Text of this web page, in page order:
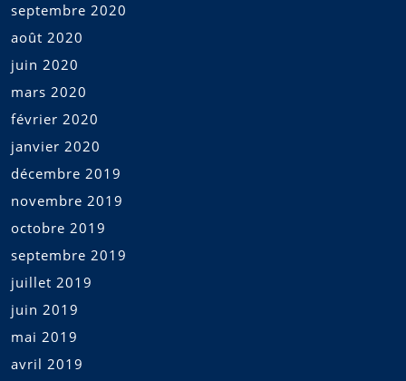
septembre 2020
août 2020
juin 2020
mars 2020
février 2020
janvier 2020
décembre 2019
novembre 2019
octobre 2019
septembre 2019
juillet 2019
juin 2019
mai 2019
avril 2019